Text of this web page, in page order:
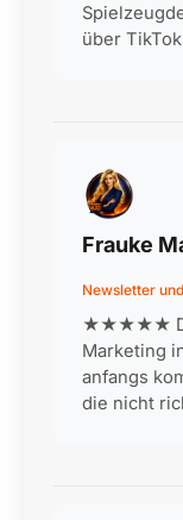
über
Frauke
Newsletter
★★★★★
Marketing
anfangs
die nicht